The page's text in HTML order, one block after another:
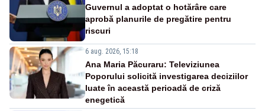
Guvernul a adoptat o hotărâre care
aprobă planurile de pregătire pentru
riscuri
6 aug. 2026, 15:18
Ana Maria Păcuraru: Televiziunea
Poporului solicită investigarea deciziilor
luate în această perioadă de criză
enegetică